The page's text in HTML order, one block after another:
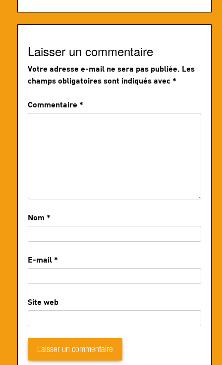
Laisser un commentaire
Votre adresse e-mail ne sera pas publiée. Les
champs obligatoires sont indiqués avec *
Commentaire *
Nom *
E-mail *
Site web